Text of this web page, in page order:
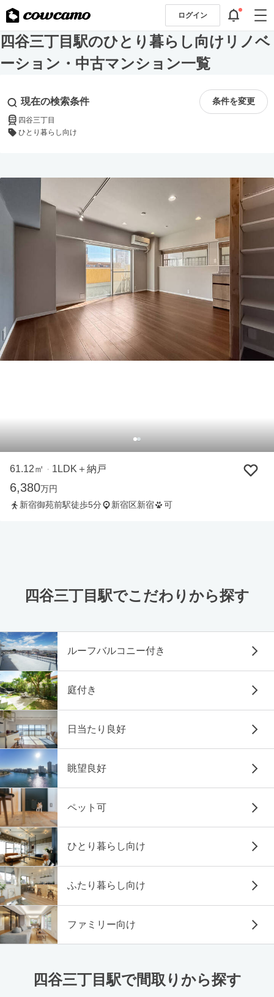
ログイン
四谷三丁目駅のひとり暮らし向けリノベ
ーション・中古マンション一覧
現在の検索条件 条件を変更
四谷三丁目
ひとり暮らし向け
61.12㎡ ・ 1LDK＋納戸
6,380万円
新宿御苑前駅徒歩5分
新宿区新宿 可
四谷三丁目駅でこだわりから探す
ルーフバルコニー付き
庭付き
日当たり良好
眺望良好
ペット可
ひとり暮らし向け
ふたり暮らし向け
ファミリー向け
四谷三丁目駅で間取りから探す